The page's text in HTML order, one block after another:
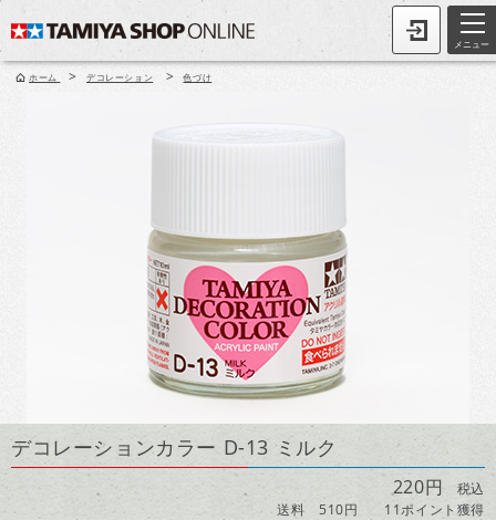
メニュー
ホーム > デコレーション > 色づけ
デコレーションカラー D-13 ミルク
220円 税込
送料 510円
11ポイント獲得